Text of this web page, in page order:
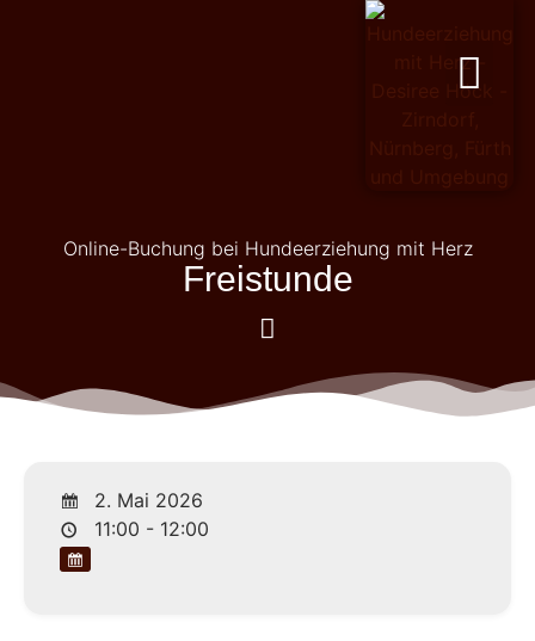
Online-Buchung bei Hundeerziehung mit Herz
Freistunde
2. Mai 2026
11:00 - 12:00